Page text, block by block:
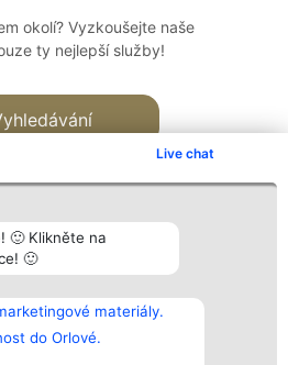
Live chat
🙂 Klikněte na
🙂
materiály.
do Orlové.
okolí? Vyzkoušejte naše
ty nejlepší služby!
Vítězové
Seznam všech
laureátů
Zásady
Kontakt